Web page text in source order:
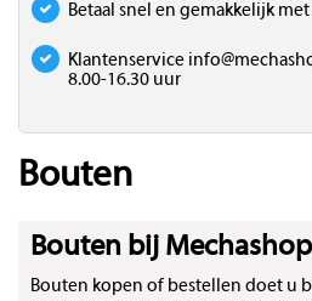
Betaal snel en gemakkelijk met
Klantenservice
8.00-16.30 uur
Bouten
Bouten bij
Bouten kopen of bestellen doet u